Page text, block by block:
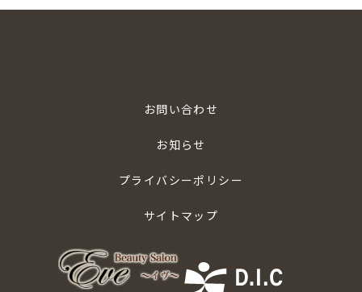
お問い合わせ
お知らせ
プライバシーポリシー
サイトマップ